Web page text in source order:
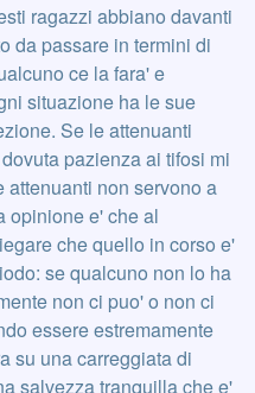
ragazzi abbiano davanti
da passare in termini di
ce la fara' e
situazione ha le sue
Se le attenuanti
pazienza ai tifosi mi
attenuanti non servono a
opinione e' che al
che quello in corso e'
se qualcuno non lo ha
non ci puo' o non ci
essere estremamente
su una carreggiata di
salvezza tranquilla che e'